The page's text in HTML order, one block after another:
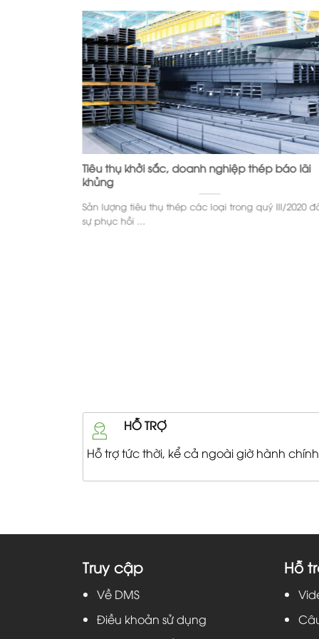
Tiêu thụ khởi sắc, doanh nghiệp thép báo lãi
khủng
Sản lượng tiêu thụ thép các loại trong quý III/2020
sự phục hồi ...
HỖ TRỢ
Hỗ trợ tức thời, kể cả ngoài giờ hành chính
Truy cập
Về DMS
Điều khoản sử dụng
Hỗ